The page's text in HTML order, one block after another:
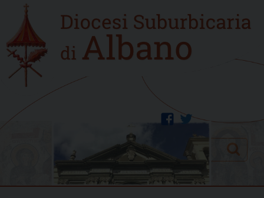
content
Home
new
twitter
facebook
Search